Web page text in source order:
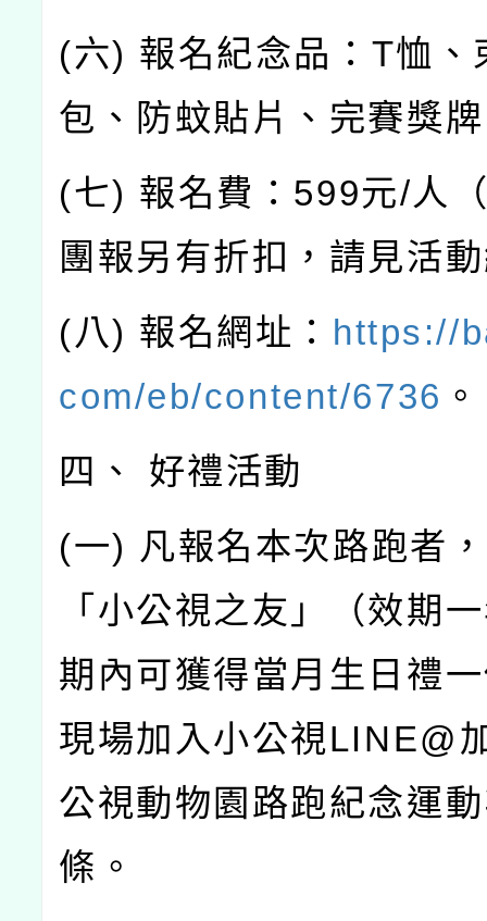
(六) 報名紀念品：T恤、
包、防蚊貼片、完賽獎
(七) 報名費：599元/人
團報另有折扣，請見活
(八) 報名網址： https://
com/eb/content/6736 。
四、 好禮活動
(一) 凡報名本次路跑者
「小公視之友」（效期
期內可獲得當月生日禮
現場加入小公視LINE@
公視動物園路跑紀念運
條。